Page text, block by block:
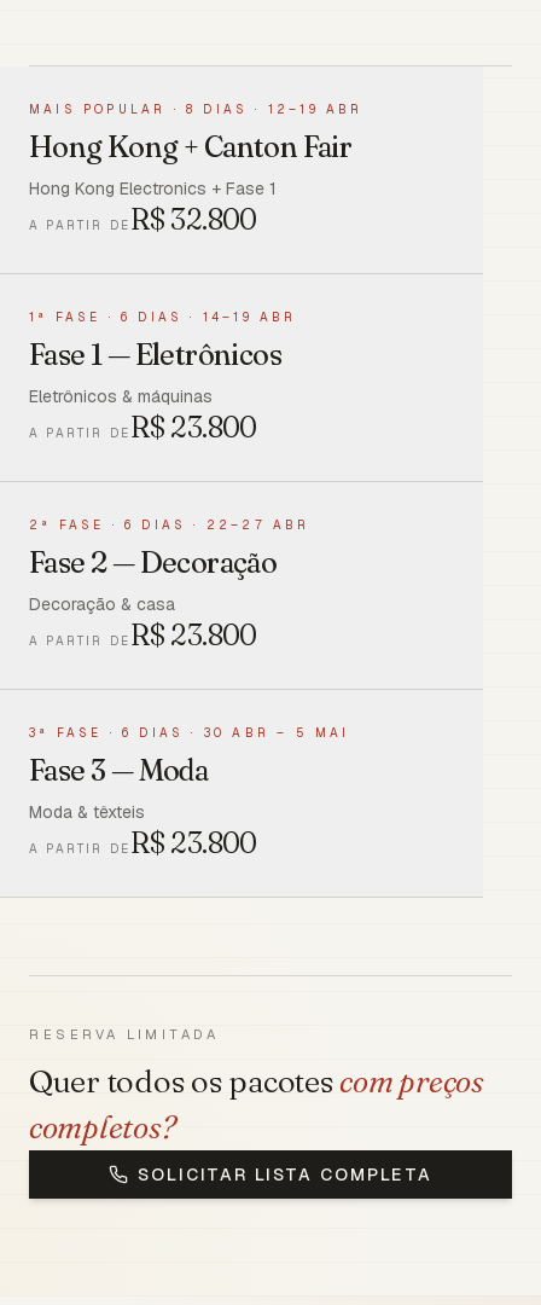
MAIS POPULAR · 8 DIAS · 12–19 ABR
Hong Kong + Canton Fair
Hong Kong Electronics + Fase 1
A PARTIR DE R$ 32.800
1ª FASE · 6 DIAS · 14–19 ABR
Fase 1 — Eletrônicos
Eletrônicos & máquinas
A PARTIR DE R$ 23.800
2ª FASE · 6 DIAS · 22–27 ABR
Fase 2 — Decoração
Decoração & casa
A PARTIR DE R$ 23.800
3ª FASE · 6 DIAS · 30 ABR – 5 MAI
Fase 3 — Moda
Moda & têxteis
A PARTIR DE R$ 23.800
RESERVA LIMITADA
Quer todos os pacotescom preços
completos?
SOLICITAR LISTA COMPLETA